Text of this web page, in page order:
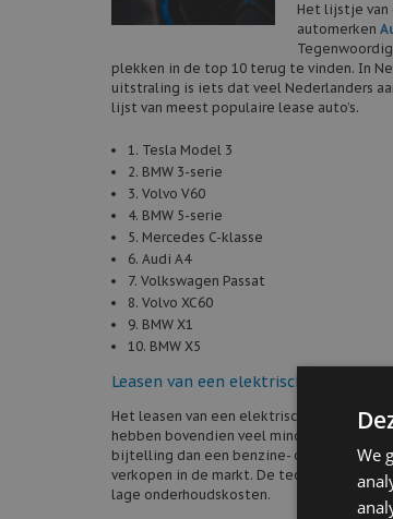
Het lijstje van
automerken
plekken in de top 10 terug te vinden. In
uitstraling is iets dat veel Nederlanders
lijst van meest populaire lease auto’s.
1. Tesla Model 3
2. BMW 3-serie
3. Volvo V60
4. BMW 5-serie
5. Mercedes C-klasse
6. Audi A4
7. Volkswagen Passat
8. Volvo XC60
9. BMW X1
10. BMW X5
Leasen van een elektrische auto
Het leasen van een elektrische auto
hebben bovendien veel minder
bijtelling dan een benzine- of dieselauto.
verkopen in de markt. De techniek van
lage onderhoudskosten.
We